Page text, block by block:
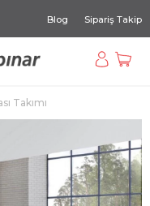
Blog Sipariş Takip
Takımı